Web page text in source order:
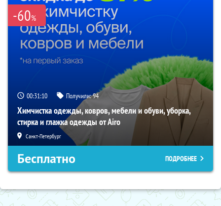
-60%
00:31:10 Получили:94
Химчистка одежды, ковров, мебели и обуви, уборка,
стирка и глажка одежды от Airo
Санкт-Петербург
Бесплатно ПОДРОБНЕЕ